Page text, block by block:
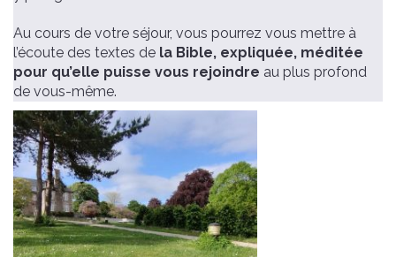
Au cours de votre séjour, vous pourrez vous mettre à
l’écoute des textes de la Bible, expliquée, méditée
pour qu’elle puisse vous rejoindre au plus profond
de vous-même.